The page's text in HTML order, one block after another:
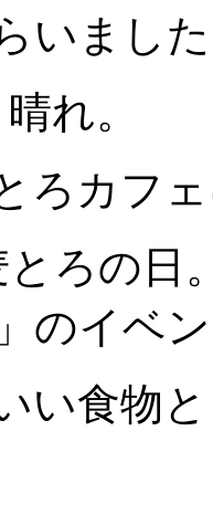
いまし
れ。
ろカフ
とろの
のイベ
い食物